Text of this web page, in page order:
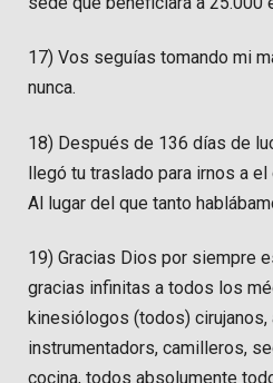
17) Vos seguías tomando mi
nunca.
18) Después de 136 días de
llegó tu traslado para irnos a
Al lugar del que tanto
19) Gracias Dios por siempre
gracias infinitas a todos los
kinesiólogos (todos)
instrumentadors, camilleros,
cocina, todos absolumente